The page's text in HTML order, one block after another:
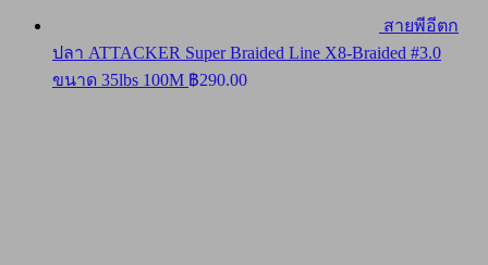
สายพีอีตก
ปลา ATTACKER Super Braided Line X8-Braided #3.0
ขนาด 35lbs 100M ฿290.00